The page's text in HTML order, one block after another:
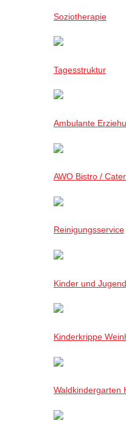
Soziotherapie
Tagesstruktur
Ambulante
AWO Bistro /
Reinigungsservice
Kinder und
Kinderkrippe
Waldkindergarten